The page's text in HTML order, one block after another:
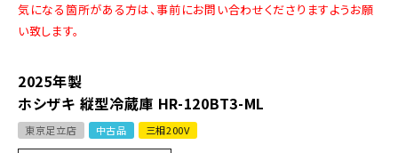
気になる箇所がある方は、事前にお問い合わせくださりますようお願
い致します。
2025年製
ホシザキ 縦型冷蔵庫 HR-120BT3-ML
東京足立店 中古品 三相200V